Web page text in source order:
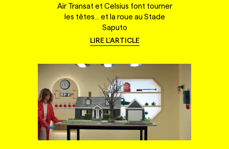
Air Transat et Celsius font tourner
les têtes... et la roue au Stade
Saputo
LIRE L'ARTICLE